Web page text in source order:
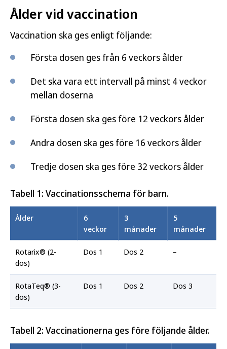
Ålder vid vaccination
Vaccination ska ges enligt följande:
Första dosen ges från 6 veckors ålder
Det ska vara ett intervall på minst 4 veckor
mellan doserna
Första dosen ska ges före 12 veckors ålder
Andra dosen ska ges före 16 veckors ålder
Tredje dosen ska ges före 32 veckors ålder
Tabell 1: Vaccinationsschema för barn.
Ålder
6
veckor
3
månader
5
månader
Rotarix® (2-
dos)
Dos 1 Dos 2 –
RotaTeq® (3-
dos)
Dos 1 Dos 2 Dos 3
Tabell 2: Vaccinationerna ges före följande ålder.